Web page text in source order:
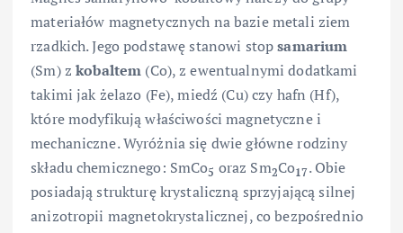
materiałów magnetycznych na bazie metali ziem
rzadkich. Jego podstawę stanowi stopsamarium
(Sm) zkobaltem (Co), z ewentualnymi dodatkami
takimi jak żelazo (Fe), miedź (Cu) czy hafn (Hf),
które modyfikują właściwości magnetyczne i
mechaniczne. Wyróżnia się dwie główne rodziny
składu chemicznego: SmCo5 oraz Sm2Co17. Obie
posiadają strukturę krystaliczną sprzyjającą silnej
anizotropii magnetokrystalicznej, co bezpośrednio